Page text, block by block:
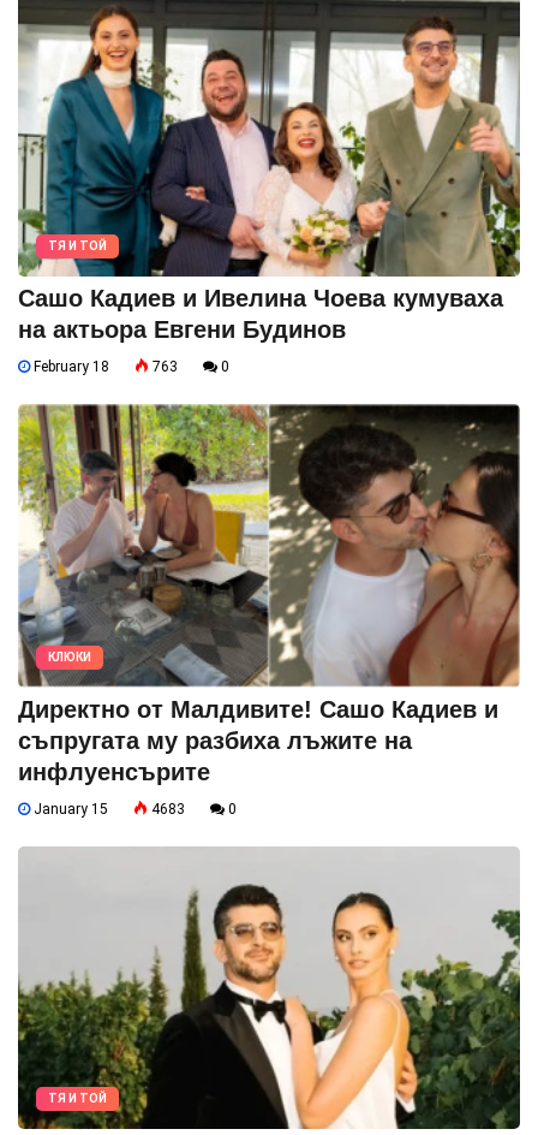
ТЯ И ТОЙ
Сашо Кадиев и Ивелина Чоева кумуваха
на актьора Евгени Будинов
February 18 763 0
КЛЮКИ
Директно от Малдивите! Сашо Кадиев и
съпругата му разбиха лъжите на
инфлуенсърите
January 15 4683 0
ТЯ И ТОЙ